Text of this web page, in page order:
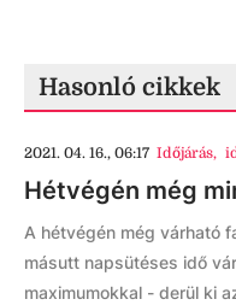
Hasonló cikkek
2021. 04. 16., 06:17 Időjárás,
Hétvégén még
A hétvégén még várható
másutt napsütéses idő
maximumokkal - derül ki